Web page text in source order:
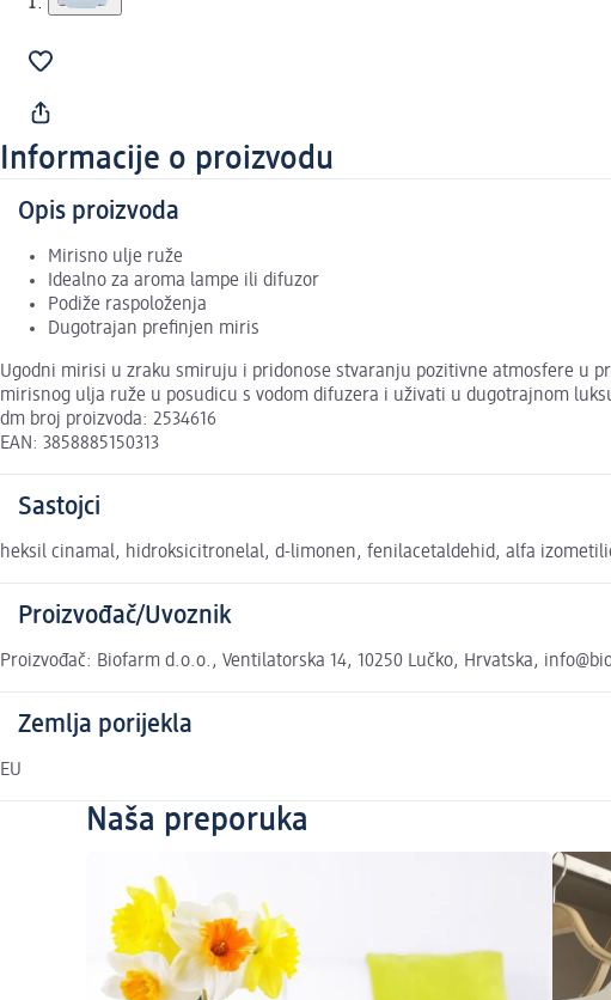
Informacije o proizvodu
Opis proizvoda
Mirisno ulje ruže
Idealno za aroma lampe ili difuzor
Podiže raspoloženja
Dugotrajan prefinjen miris
Ugodni mirisi u zraku smiruju i pridonose stvaranju pozitivne atmosfere u
mirisnog ulja ruže u posudicu s vodom difuzera i uživati u dugotrajnom
dm broj proizvoda: 2534616
EAN: 3858885150313
Sastojci
heksil cinamal, hidroksicitronelal, d-limonen, fenilacetaldehid, alfa
Proizvođač/Uvoznik
Proizvođač: Biofarm d.o.o., Ventilatorska 14, 10250 Lučko, Hrvatska,
Zemlja porijekla
EU
Naša preporuka